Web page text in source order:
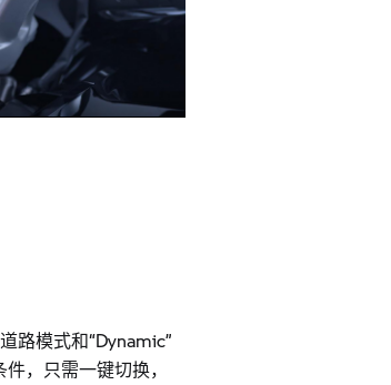
路模式和“Dynamic”
，只需一键切换，